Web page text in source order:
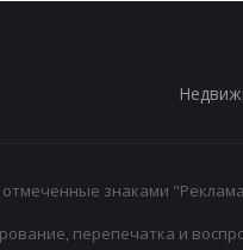
знаками
перепечатка и